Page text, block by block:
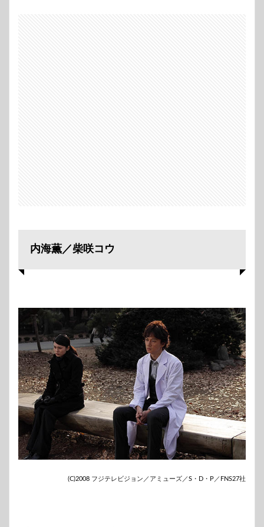
内海薫／柴咲コウ
(C)2008 フジテレビジョン／アミューズ／S・D・P／FNS27社